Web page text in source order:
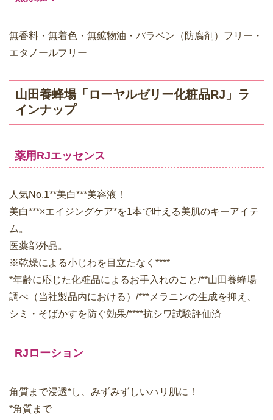
無香料・無着色・無鉱物油・パラベン（防腐剤）フリー・
エタノールフリー
山田養蜂場「ローヤルゼリー化粧品RJ」ラ
インナップ
薬用RJエッセンス
人気No.1**美白***美容液！
美白***×エイジングケア*を1本で叶える美肌のキーアイテ
ム。
医薬部外品。
※乾燥による小じわを目立たなく****
*年齢に応じた化粧品によるお手入れのこと/**山田養蜂場
調べ（当社製品内における）/***メラニンの生成を抑え、
シミ・そばかすを防ぐ効果/****抗シワ試験評価済
RJローション
角質まで浸透*し、みずみずしいハリ肌に！
*角質まで